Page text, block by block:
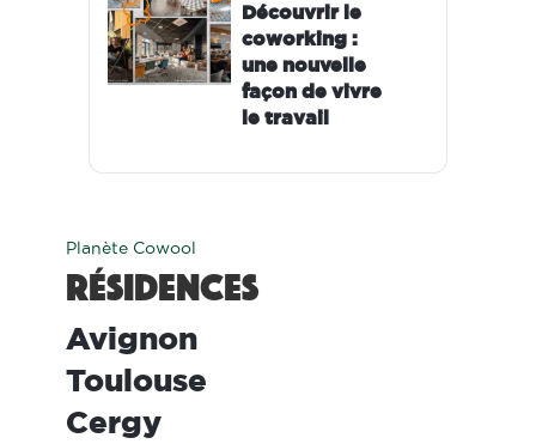
Découvrir le
coworking :
une nouvelle
façon de vivre
le travail
Planète Cowool
Résidences
Avignon
Toulouse
Cergy